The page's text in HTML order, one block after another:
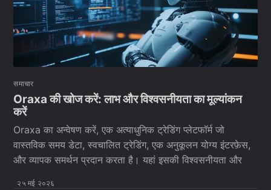
समाचार
Oraxa की खोज करें: लाभ और विश्वसनीयता का मूल्यांकन
करें
Oraxa का अन्वेषण करें, एक अत्याधुनिक ट्रेडिंग प्लेटफॉर्म जो
वास्तविक समय डेटा, स्वचालित ट्रेडिंग, एक अनुकूलन योग्य इंटरफ़ेस,
और व्यापक समर्थन प्रदान करता है। यहां इसकी विश्वसनीयता और
२५ मई २०२६